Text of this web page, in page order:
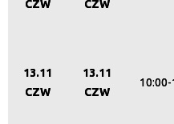
CZW
CZW
13.11
CZW
13.11
CZW